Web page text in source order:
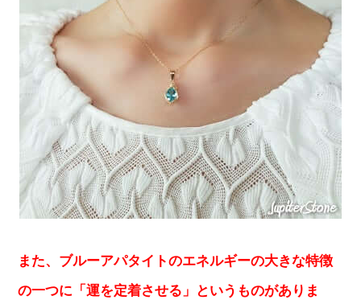
また、ブルーアパタイトのエネルギーの大きな特徴
の一つに「運を定着させる」というものがありま